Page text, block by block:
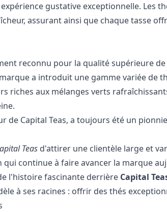
gustative exceptionnelle. Les
assurant ainsi que chaque tasse
reconnu pour la qualité supérieure
a introduit une gamme variée de
riches aux mélanges verts
de Capital Teas, a toujours été un
Teas d'attirer une clientèle large et
qui continue à faire avancer la marque
l'histoire fascinante derrière Capital
à ses racines : offrir des thés